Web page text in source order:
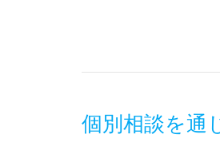
個別相談を通